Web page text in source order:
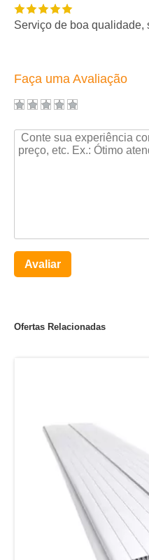
Serviço de boa qualidade,
Faça uma Avaliação
Avaliar
Ofertas Relacionadas